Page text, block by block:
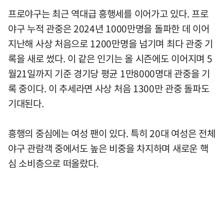
프로야구는 최근 역대급 흥행세를 이어가고 있다. 프로
야구 누적 관중은 2024년 1000만명을 돌파한 데 이어
지난해 사상 처음으로 1200만명을 넘기며 최다 관중 기
록을 새로 썼다. 이 같은 인기는 올 시즌에도 이어지며 5
월21일까지 기준 경기당 평균 1만8000명대 관중을 기
록 중이다. 이 추세라면 사상 처음 1300만 관중 돌파도
기대된다.
흥행의 중심에는 여성 팬이 있다. 특히 20대 여성은 전체
야구 관람객 중에서도 높은 비중을 차지하며 새로운 핵
심 소비층으로 떠올랐다.